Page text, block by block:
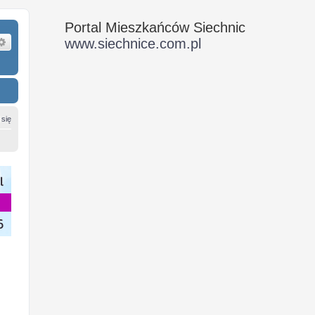
Wyszukiwanie zaawansowane
się
Portal Mieszkańców Siechnic
www.siechnice.com.pl